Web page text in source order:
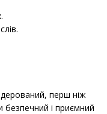
перш ніж
і приємний